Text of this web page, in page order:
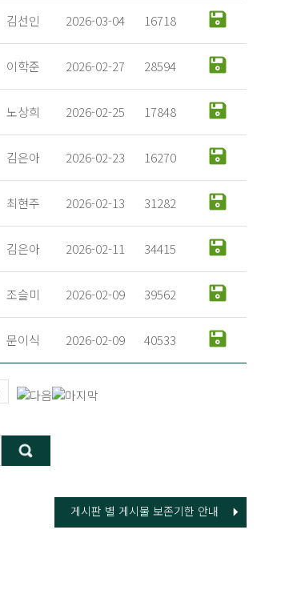
김선인 2026-03-04 16718
이학준 2026-02-27 28594
노상희 2026-02-25 17848
김은아 2026-02-23 16270
최현주 2026-02-13 31282
김은아 2026-02-11 34415
조슬미 2026-02-09 39562
문이식 2026-02-09 40533
게시판 별 게시물 보존기한 안내